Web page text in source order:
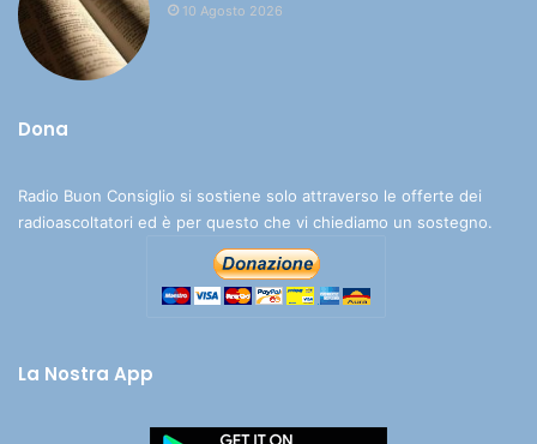
10 Agosto 2026
Dona
Radio Buon Consiglio si sostiene solo attraverso le offerte dei
radioascoltatori ed è per questo che vi chiediamo un sostegno.
La Nostra App